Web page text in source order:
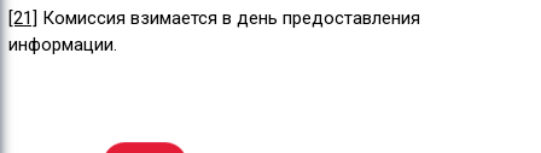
[21] Комиссия взимается в день предоставления
информации.